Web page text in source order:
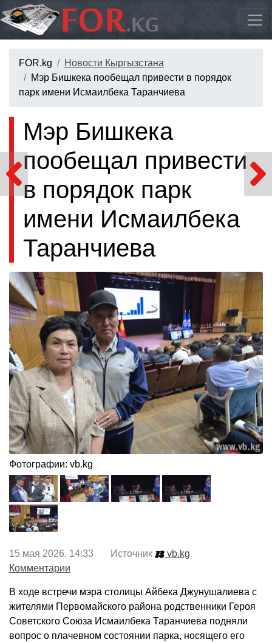
FOR.kg
Новости Кыргызстана
Мэр Бишкека пообещал привести в порядок
парк имени Исмаилбека Таранчиева
Мэр Бишкека
пообещал привести
в порядок парк
имени Исмаилбека
Таранчиева
Фотографии: vb.kg
15 мая 2026, 14:33 Источник
vb.kg
Комментарии
В ходе встречи мэра столицы Айбека Джунушалиева с
жителями Первомайского района родственники Героя
Советского Союза Исмаилбека Таранчиева подняли
вопрос о плачевном состоянии парка, носящего его